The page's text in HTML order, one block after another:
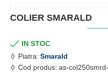
COLIER SMARALD
IN STOC
Piatra: Smarald
Cod produs: as-